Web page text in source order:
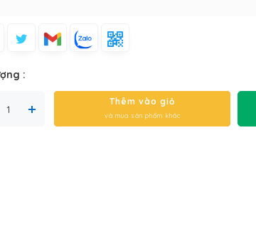
:
Thêm vào giỏ
và mua sản phẩm khác